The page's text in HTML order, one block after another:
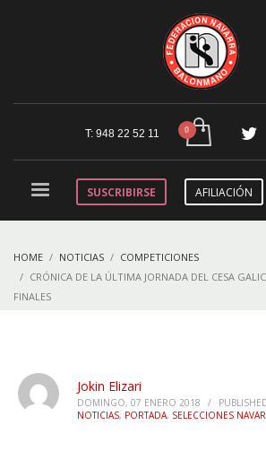
T: 948 22 52 11
SUSCRIBIRSE AFILIACIÓN
HOME NOTICIAS
COMPETICIONES
CRÓNICA DE LA ÚLTIMA JORNADA DEL CESA
FINALES
Jokin Elizari
DOMINGO, 07 ENERO 2018 /
NOTICIAS, PORTADA, SELECCIONES